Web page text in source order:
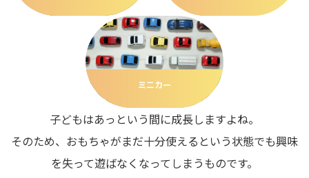
ミニカー
子どもはあっという間に成長しますよね。
そのため、おもちゃがまだ十分使えるという状態でも興味
を失って遊ばなくなってしまうものです。